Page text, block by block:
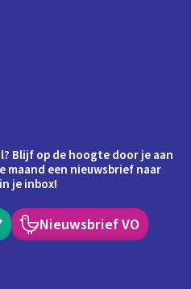
Blijf op de hoogte door je aan
maand een nieuwsbrief naar
je inbox!
Nieuwsbrief VO